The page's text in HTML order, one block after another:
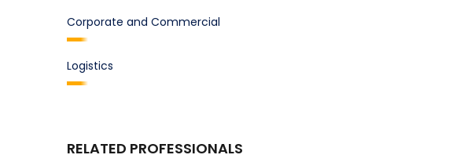
Corporate and Commercial
Logistics
RELATED PROFESSIONALS